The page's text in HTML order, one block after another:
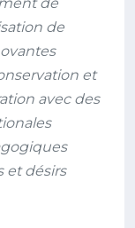
de
et
avec des
et désirs